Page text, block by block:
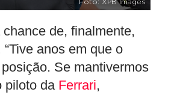
Foto: XPB Images
de, finalmente,
anos em que o
Se mantivermos
piloto da Ferrari,